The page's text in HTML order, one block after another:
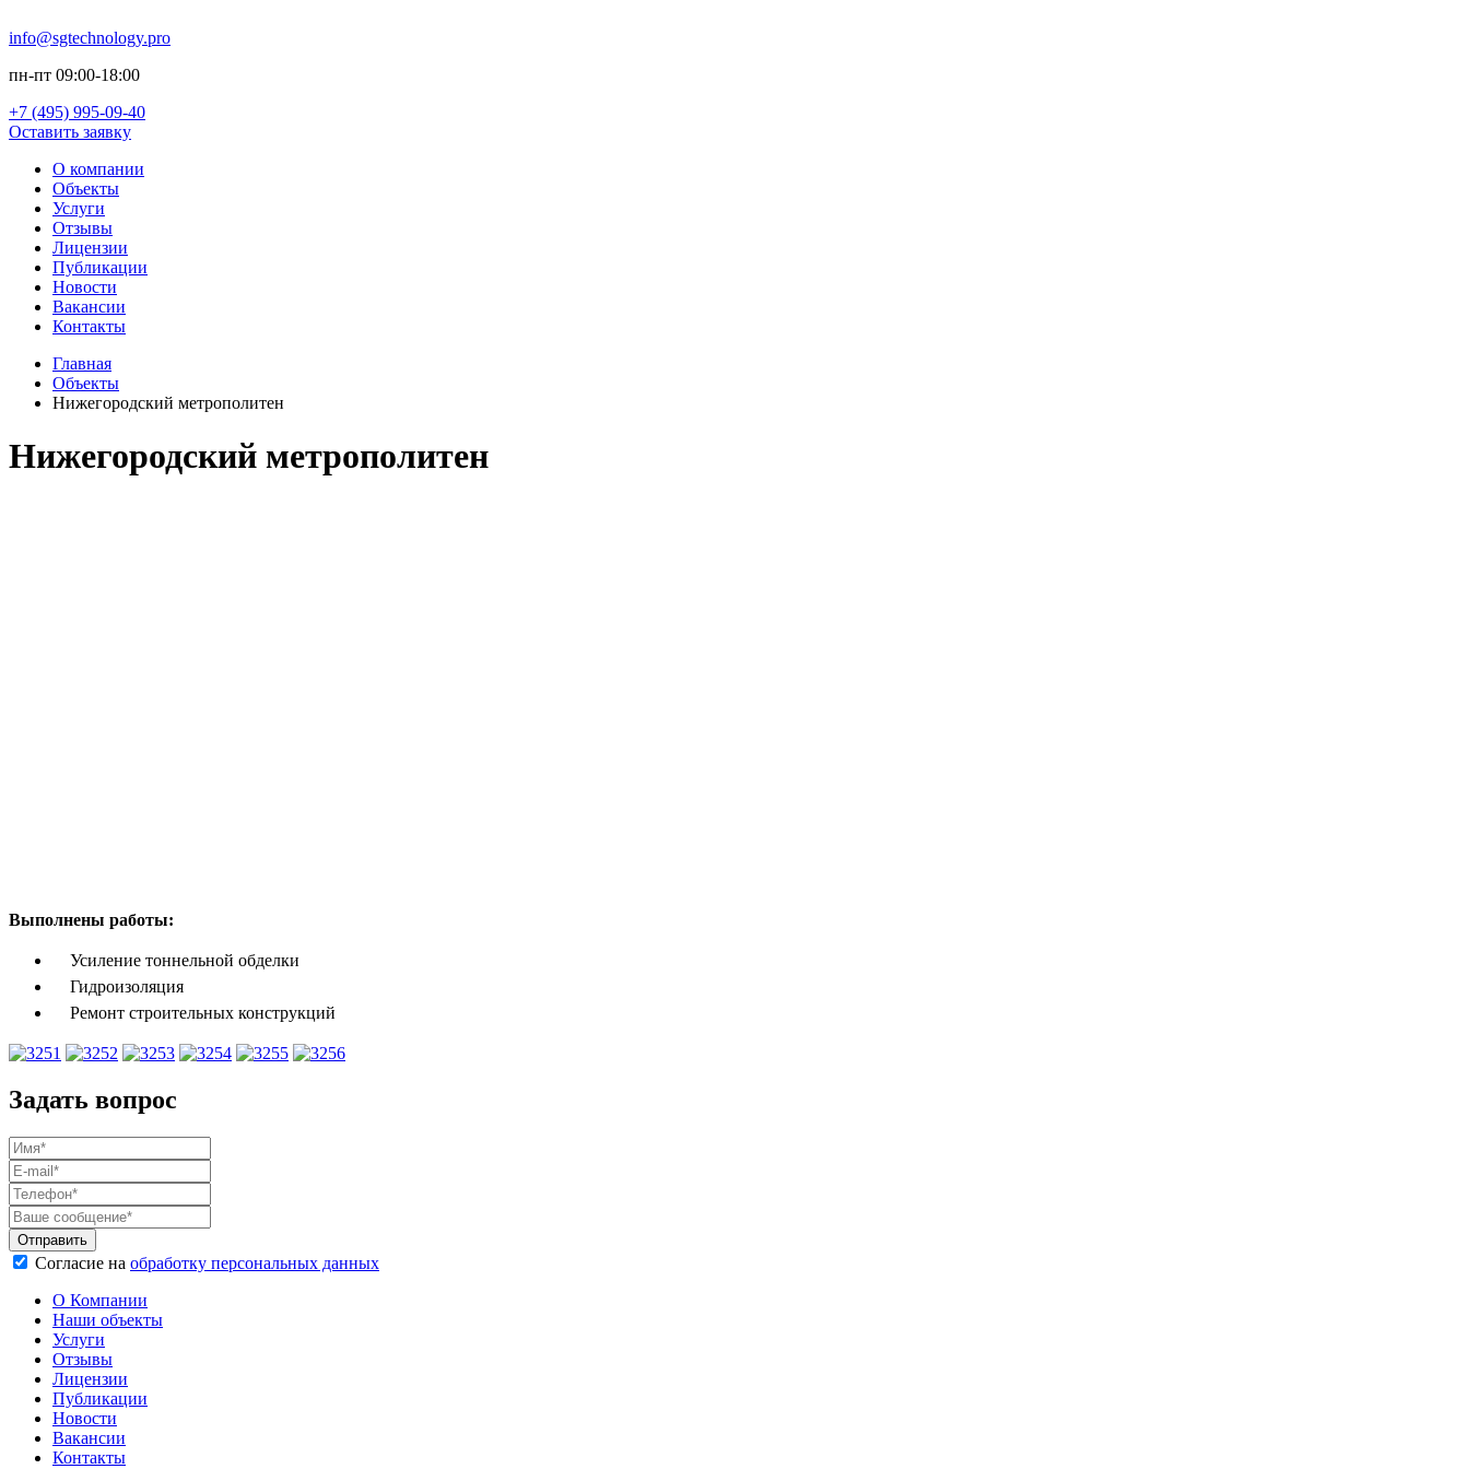
info@sgtechnology.pro
пн-пт 09:00-18:00
+7 (495) 995-09-40
Оставить заявку
О компании
Объекты
Услуги
Отзывы
Лицензии
Публикации
Новости
Вакансии
Контакты
Главная
Объекты
Нижегородский метрополитен
Нижегородский метрополитен
Выполнены работы:
Усиление тоннельной обделки
Гидроизоляция
Ремонт строительных конструкций
Задать вопрос
Согласие на обработку персональных данных
О Компании
Наши объекты
Услуги
Отзывы
Лицензии
Публикации
Новости
Вакансии
Контакты